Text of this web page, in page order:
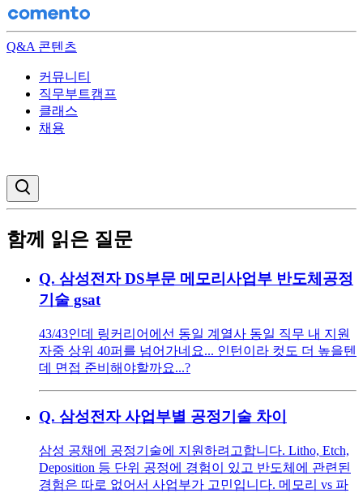
Q&A 콘텐츠
커뮤니티
직무부트캠프
클래스
채용
함께 읽은 질문
Q. 삼성전자 DS부문 메모리사업부 반도체공정
기술 gsat
43/43인데 링커리어에선 동일 계열사 동일 직무 내 지원
자중 상위 40퍼를 넘어가네요... 인턴이라 컷도 더 높을텐
데 면접 준비해야할까요...?
Q. 삼성전자 사업부별 공정기술 차이
삼성 공채에 공정기술에 지원하려고합니다. Litho, Etch,
Deposition 등 단위 공정에 경험이 있고 반도체에 관련된
경험은 따로 없어서 사업부가 고민입니다. 메모리 vs 파